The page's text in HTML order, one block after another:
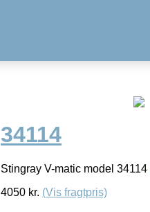
34114
Stingray V-matic model 34114
4050 kr. (Vis fragtpris)